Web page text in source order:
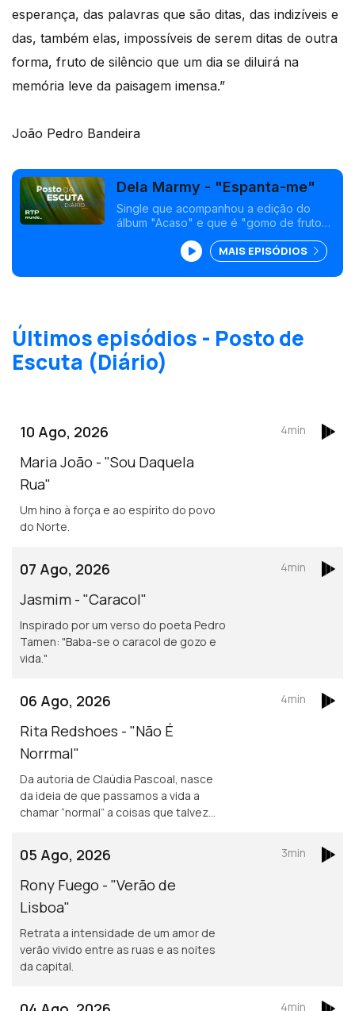
esperança, das palavras que são ditas, das indizíveis e
das, também elas, impossíveis de serem ditas de outra
forma, fruto de silêncio que um dia se diluirá na
memória leve da paisagem imensa.”
João Pedro Bandeira
Dela Marmy - "Espanta-me"
Single que acompanhou a edição do
álbum "Acaso" e que é "gomo de fruto
movimento de esperança"<br />
MAIS EPISÓDIOS
Últimos episódios - Posto de
Escuta (Diário)
10 Ago, 2026
Maria João - "Sou Daquela
Rua"
Um hino à força e ao espírito do povo
do Norte.
4min
07 Ago, 2026
Jasmim - "Caracol"
Inspirado por um verso do poeta Pedro
Tamen: "Baba-se o caracol de gozo e
vida."
4min
06 Ago, 2026
Rita Redshoes - "Não É
Norrmal"
Da autoria de Claúdia Pascoal, nasce
da ideia de que passamos a vida a
chamar “normal” a coisas que talvez
4min
05 Ago, 2026
Rony Fuego - "Verão de
Lisboa"
Retrata a intensidade de um amor de
verão vivido entre as ruas e as noites
da capital.
3min
4min